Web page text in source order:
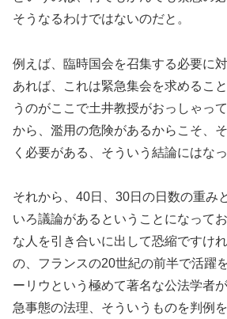
そうなるわけではないのだと。
例えば、臨時国会を召集する必要に
あれば、これは緊急集会を求めるこ
うのがここで土井教授がおっしゃっ
から、濫用の危険があるからこそ、
く必要がある、そういう結論にはな
それから、40日、30日の日数の重み
いろ議論があるということになって
な人を引き合いに出して恐縮ですけ
の、フランスの20世紀の前半で活躍
ーリウという極めて著名な公法学者
急事態の法理、そういうものを判例